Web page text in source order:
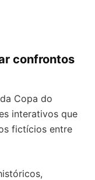
confrontos
Copa do
interativos que
fictícios entre